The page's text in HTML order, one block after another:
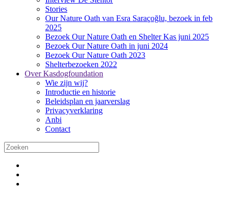
Stories
Our Nature Oath van Esra Saraçoğlu, bezoek in feb
2025
Bezoek Our Nature Oath en Shelter Kas juni 2025
Bezoek Our Nature Oath in juni 2024
Bezoek Our Nature Oath 2023
Shelterbezoeken 2022
Over Kasdogfoundation
Wie zijn wij?
Introductie en historie
Beleidsplan en jaarverslag
Privacyverklaring
Anbi
Contact